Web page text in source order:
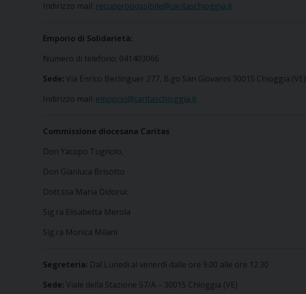
Indirizzo mail: recuperopossibile@caritaschioggia.it
Emporio di Solidarietà:
Numero di telefono: 041403066
Sede: Via Enrico Berlinguer 277, B.go San Giovanni 30015 Chioggia (VE)
Indirizzo mail: emporio@caritaschioggia.it
Commissione diocesana Caritas
Don Yacopo Tugnolo,
Don Gianluca Brisotto
Dott.ssa Maria Didoruc
Sig.ra Elisabetta Merola
Sig.ra Monica Milani
Segreteria: Dal Lunedì al venerdì dalle ore 9.00 alle ore 12.30
Sede: Viale della Stazione 57/A – 30015 Chioggia (VE)